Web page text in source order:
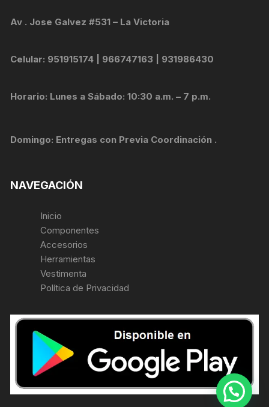
Av . Jose Galvez #531 – La Victoria
Celular: 951915174 | 966747163 | 931986430
Horario: Lunes a Sábado: 10:30 a.m. – 7 p.m.
Domingo: Entregas con Previa Coordinación .
NAVEGACIÓN
Inicio
Componentes
Accesorios
Herramientas
Vestimenta
Política de Privacidad